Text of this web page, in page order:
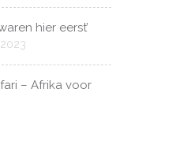
hier eerst’
– Afrika voor